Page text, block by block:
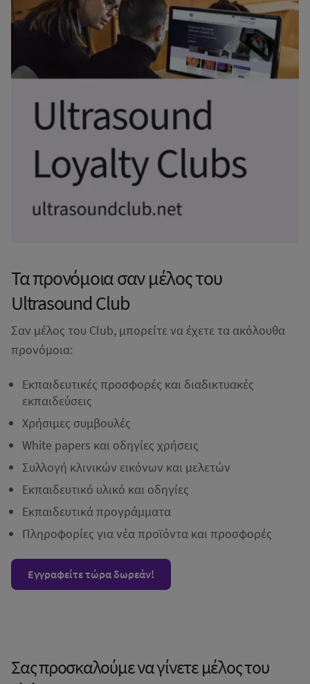
Τα προνόμοια σαν μέλος του
Ultrasound Club
Σαν μέλος του Club, μπορείτε να έχετε τα ακόλουθα
προνόμοια:
Εκπαιδευτικές προσφορές και διαδικτυακές
εκπαιδεύσεις
Χρήσιμες συμβουλές
White papers και οδηγίες χρήσεις
Συλλογή κλινικών εικόνων και μελετών
Εκπαιδευτικό υλικό και οδηγίες
Εκπαιδευτικά προγράμματα
Πληροφορίες για νέα προϊόντα και προσφορές
Εγγραφείτε τώρα δωρεάν!
Σας προσκαλούμε να γίνετε μέλος του